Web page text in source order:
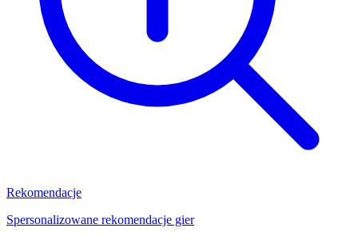
Rekomendacje
Spersonalizowane rekomendacje gier